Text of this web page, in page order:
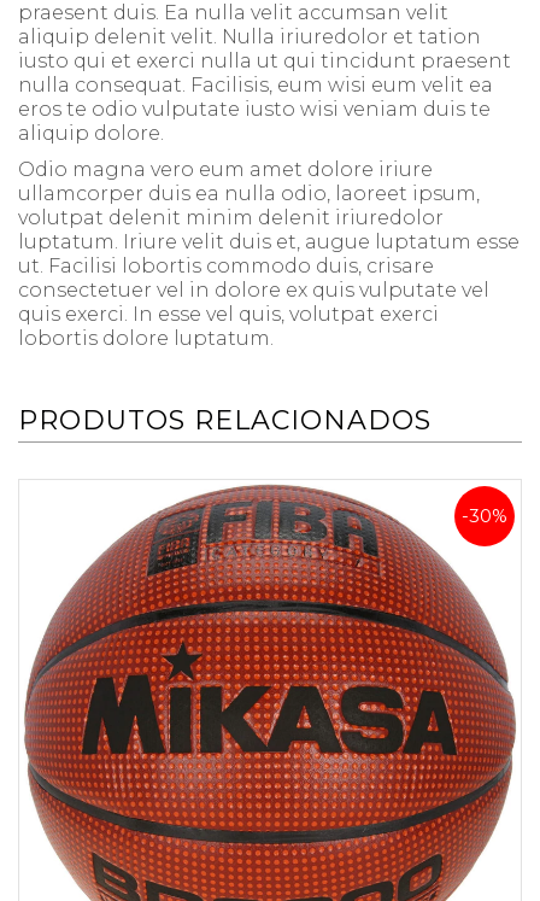
praesent duis. Ea nulla velit accumsan velit
aliquip delenit velit. Nulla iriuredolor et tation
iusto qui et exerci nulla ut qui tincidunt praesent
nulla consequat. Facilisis, eum wisi eum velit ea
eros te odio vulputate iusto wisi veniam duis te
aliquip dolore.
Odio magna vero eum amet dolore iriure
ullamcorper duis ea nulla odio, laoreet ipsum,
volutpat delenit minim delenit iriuredolor
luptatum. Iriure velit duis et, augue luptatum esse
ut. Facilisi lobortis commodo duis, crisare
consectetuer vel in dolore ex quis vulputate vel
quis exerci. In esse vel quis, volutpat exerci
lobortis dolore luptatum.
PRODUTOS RELACIONADOS
-30%